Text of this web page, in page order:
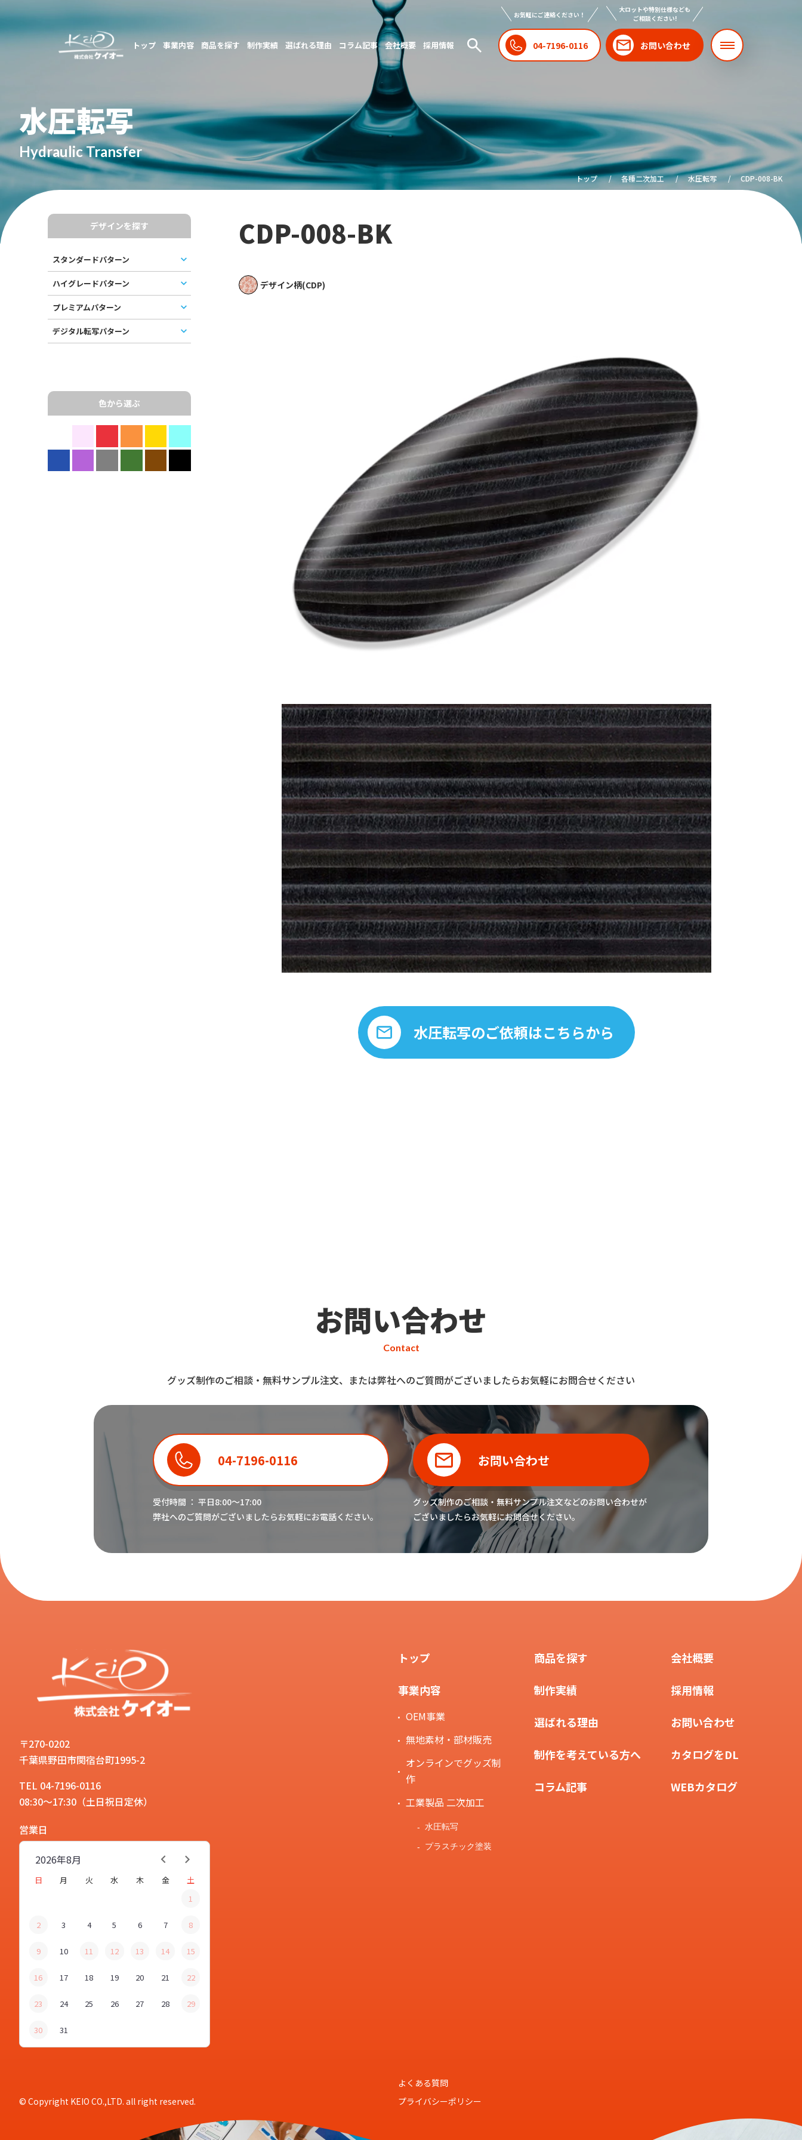
トップ 事業内容 商品を探す 制作実績 選ばれる理由 コラム記事 会社概要 採用情報
お気軽にご連絡ください！
04-7196-0116
大ロットや特別仕様なども
ご相談ください!
お問い合わせ
水圧転写
Hydraulic Transfer
トップ 各種二次加工 水圧転写 CDP-008-BK
デザインを探す
スタンダードパターン
ハイグレードパターン
プレミアムパターン
デジタル転写パターン
色から選ぶ
CDP-008-BK
デザイン柄(CDP)
水圧転写のご依頼はこちらから
お問い合わせ
Contact
グッズ制作のご相談・無料サンプル注文、または弊社へのご質問がございましたらお気軽にお問合せください
04-7196-0116
受付時間 ： 平日8:00〜17:00
弊社へのご質問がございましたらお気軽にお電話ください。
お問い合わせ
グッズ制作のご相談・無料サンプル注文などのお問い合わせが
ございましたらお気軽にお問合せください。
〒270-0202
千葉県野田市関宿台町1995-2
TEL 04-7196-0116
08:30～17:30（土日祝日定休）
営業日
8月
2026年
日 月 火 水 木 金
土
1
2 3 4 5 6 7 8
9 10 11 12 13 14 15
16 17 18 19 20 21 22
23 24 25 26 27 28 29
30 31
トップ
事業内容
OEM事業
無地素材・部材販売
オンラインでグッズ制
作
工業製品 二次加工
水圧転写
プラスチック塗装
商品を探す
制作実績
選ばれる理由
制作を考えている方へ
コラム記事
会社概要
採用情報
お問い合わせ
カタログをDL
WEBカタログ
よくある質問
プライバシーポリシー
© Copyright KEIO CO.,LTD. all right reserved.